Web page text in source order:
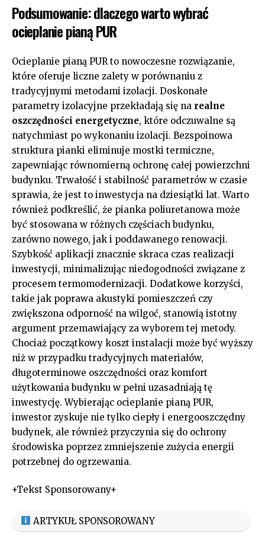
Podsumowanie: dlaczego warto wybrać
ocieplanie pianą PUR
Ocieplanie pianą PUR to nowoczesne rozwiązanie,
które oferuje liczne zalety w porównaniu z
tradycyjnymi metodami izolacji. Doskonałe
parametry izolacyjne przekładają się na realne
oszczędności energetyczne, które odczuwalne są
natychmiast po wykonaniu izolacji. Bezspoinowa
struktura pianki eliminuje mostki termiczne,
zapewniając równomierną ochronę całej powierzchni
budynku. Trwałość i stabilność parametrów w czasie
sprawia, że jest to inwestycja na dziesiątki lat. Warto
również podkreślić, że pianka poliuretanowa może
być stosowana w różnych częściach budynku,
zarówno nowego, jak i poddawanego renowacji.
Szybkość aplikacji znacznie skraca czas realizacji
inwestycji, minimalizując niedogodności związane z
procesem termomodernizacji. Dodatkowe korzyści,
takie jak poprawa akustyki pomieszczeń czy
zwiększona odporność na wilgoć, stanowią istotny
argument przemawiający za wyborem tej metody.
Chociaż początkowy koszt instalacji może być wyższy
niż w przypadku tradycyjnych materiałów,
długoterminowe oszczędności oraz komfort
użytkowania budynku w pełni uzasadniają tę
inwestycję. Wybierając ocieplanie pianą PUR,
inwestor zyskuje nie tylko ciepły i energooszczędny
budynek, ale również przyczynia się do ochrony
środowiska poprzez zmniejszenie zużycia energii
potrzebnej do ogrzewania.
+Tekst Sponsorowany+
ARTYKUŁ SPONSOROWANY